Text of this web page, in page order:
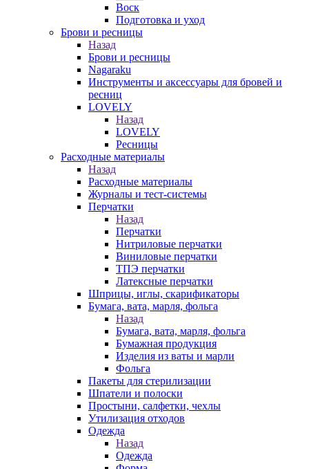
Воск
Подготовка и уход
Брови и ресницы
Назад
Брови и ресницы
Nagaraku
Инструменты и аксессуары для бровей и
ресниц
LOVELY
Назад
LOVELY
Ресницы
Расходные материалы
Назад
Расходные материалы
Журналы и тест-системы
Перчатки
Назад
Перчатки
Нитриловые перчатки
Виниловые перчатки
ТПЭ перчатки
Латексные перчатки
Шприцы, иглы, скарификаторы
Бумага, вата, марля, фольга
Назад
Бумага, вата, марля, фольга
Бумажная продукция
Изделия из ваты и марли
Фольга
Пакеты для стерилизации
Шпатели и полоски
Простыни, салфетки, чехлы
Утилизация отходов
Одежда
Назад
Одежда